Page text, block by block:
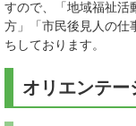
すので、「地域福祉活
方」「市民後見人の仕
ちしております。
オリエンテー